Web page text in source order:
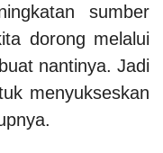
sumber
dorong melalui
nantinya. Jadi
menyukseskan